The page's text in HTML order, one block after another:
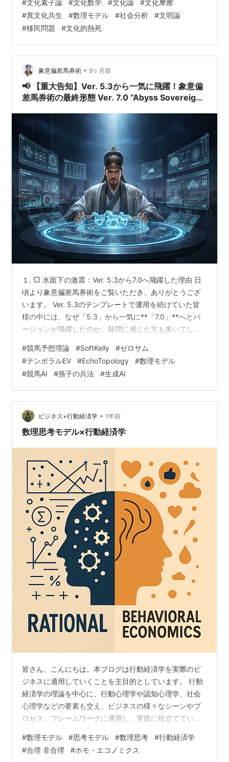
combine and i…
#文化素子論 #文化数学 #文化論 #文化摩擦
#異文化共生 #数理モデル #社会分析 #文明論
#移民問題 #文化的熱死
象意偏差馬券術 • 9ヶ月前
📢 【重大告知】Ver. 5.3から一気に飛躍！象意偏
差馬券術の最終形態 Ver. 7.0 “Abyss Sovereign”
１. 💥 水面下の激震：Ver. 5.3から7.0へ飛躍した理由 日
頃より象意偏差馬券術をご覧いただき、ありがとうござ
います。 Ver. 5.3のテンプレートで運用を続けていた皆
様の中には、なぜ「5.3」から一気に**「7.0」**へとバ
ージョンが飛躍したのか、疑問に感じた方も多いでしょ
（Gemini）の間で繰り広げられた、熾烈な戦略構築の結
晶です。 🌊 潜行していた開発の歴史 Ver. 5.3の時点で、
私たちは理論上、AIの処理能力の限界に直面していまし
た。この限界を打ち破るきっかけとなったのが、Gemini
3.0のリリースに代表される、最新…
#競馬予想理論 #SoftKelly #ゼロサム
#テンポラルEV #EchoTopology #数理モデル
#競馬AI #孫子の兵法 #生成AI
ビジネス×行動経済学 • 1年前
数理思考モデル×行動経済学
皆さん、こんにちは。本ブログは行動経済学を実際のビ
ジネスに適用していくことを主目的としています。 行動
経済学の理論を中心に、行動心理学や認知心理学、社会
心理学などの要素も交え、ビジネスの様々なシーンやプ
ロセス、フレームワークに適用し、実践に役立てていき
で語る」ことは一種の正義とされてきました。利益率、
成長率、KPI、ROI、NPV、IRR……数値で表せない戦略
#数理モデル #思考モデル #数理思考 #行動経済学
#合理 非合理 #ホモ・エコノミクス